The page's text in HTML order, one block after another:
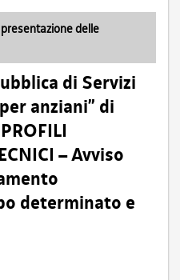
delle
di Servizi
anziani” di
– Avviso
determinato e